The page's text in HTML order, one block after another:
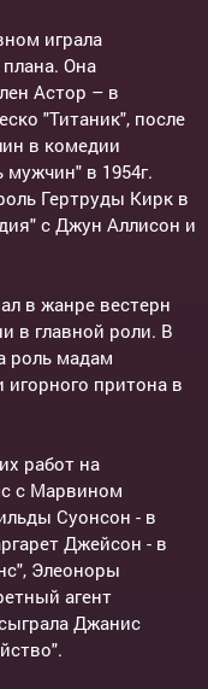
играла
Она
Астор – в
"Титаник", после
в комедии
в 1954г.
Гертруды Кирк в
с Джун Аллисон и
в жанре вестерн
в главной роли. В
роль мадам
притона в
работ на
с Марвином
Суонсон - в
Джейсон - в
Элеоноры
агент
Джанис